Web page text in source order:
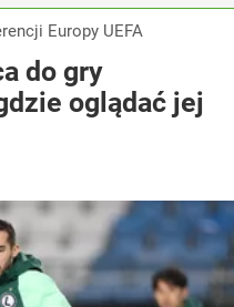
Europy UEFA
do gry
oglądać jej